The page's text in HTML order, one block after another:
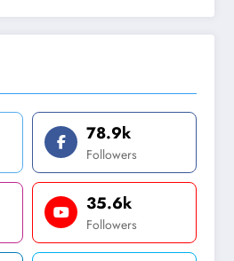
78.9k
Followers
35.6k
Followers